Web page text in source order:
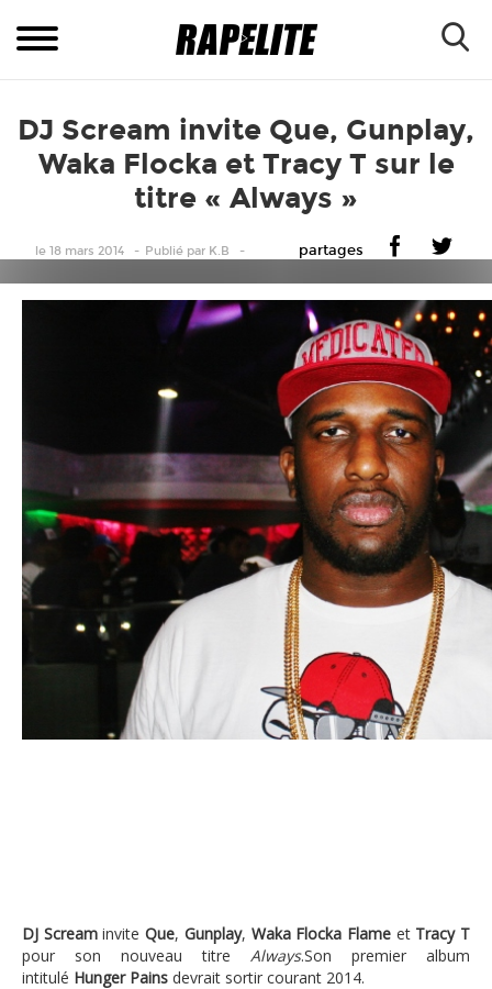
DJ Scream invite Que, Gunplay,
Waka Flocka et Tracy T sur le
titre « Always »
le 18 mars 2014 Publiépar K.B partages
DJ ScreaminviteQue, Gunplay, Waka Flocka Flameet Tracy T
pour son nouveau titre Always.Son premier album
intitulé Hunger Pains devrait sortir courant 2014.